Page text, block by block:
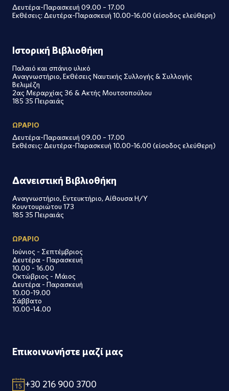
Δευτέρα-Παρασκευή 09.00 – 17.00
Εκθέσεις: Δευτέρα-Παρασκευή 10.00-16.00 (είσοδος ελεύθερη)
Ιστορική Βιβλιοθήκη
Παλαιό και σπάνιο υλικό
Αναγνωστήριο, Εκθέσεις Ναυτικής Συλλογής & Συλλογής
Βελιμέζη
2ας Μεραρχίας 36 & Ακτής Μουτσοπούλου
185 35 Πειραιάς
ΩΡΑΡΙΟ
Δευτέρα-Παρασκευή 09.00 – 17.00
Εκθέσεις: Δευτέρα-Παρασκευή 10.00-16.00 (είσοδος ελεύθερη)
Δανειστική Βιβλιοθήκη
Αναγνωστήριο, Εντευκτήριο, Αίθουσα Η/Υ
Κουντουριώτου 173
185 35 Πειραιάς
ΩΡΑΡΙΟ
Ιούνιος - Σεπτέμβριος
Δευτέρα - Παρασκευή
10.00 - 16.00
Οκτώβριος - Μάιος
Δευτέρα - Παρασκευή
10.00-19.00
Σάββατο
10.00-14.00
Επικοινωνήστε μαζί μας
+30 216 900 3700